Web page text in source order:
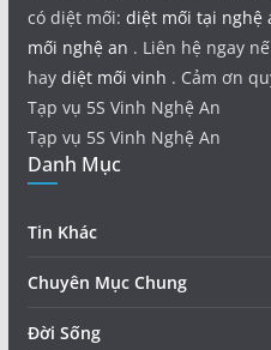
có diệt mối: diệt mối tại nghệ
mối nghệ an . Liên hệ ngay
hay diệt mối vinh . Cảm ơn
Tạp vụ 5S Vinh Nghệ An
Tạp vụ 5S Vinh Nghệ An
Danh Mục
Tin Khác
Chuyên Mục Chung
Đời Sống